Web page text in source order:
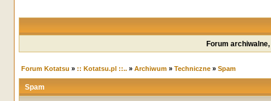
Forum
Forum Kotatsu » :: Kotatsu.pl ::..» Archiwum» Techniczne» Spam
Spam